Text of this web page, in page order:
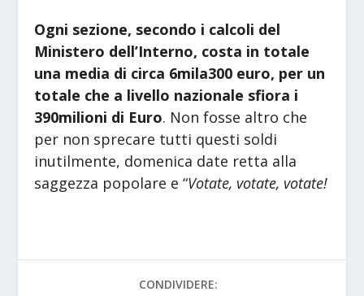
Ogni sezione, secondo i calcoli del
Ministero dell’Interno, costa in totale
una media di circa 6mila300 euro, per un
totale che a livello nazionale sfiora i
390milioni di Euro. Non fosse altro che
per non sprecare tutti questi soldi
inutilmente, domenica date retta alla
saggezza popolare e “Votate, votate, votate!
CONDIVIDERE: